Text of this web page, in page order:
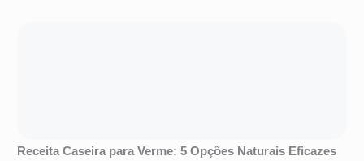
Receita Caseira para Verme: 5 Opções Naturais Eficazes